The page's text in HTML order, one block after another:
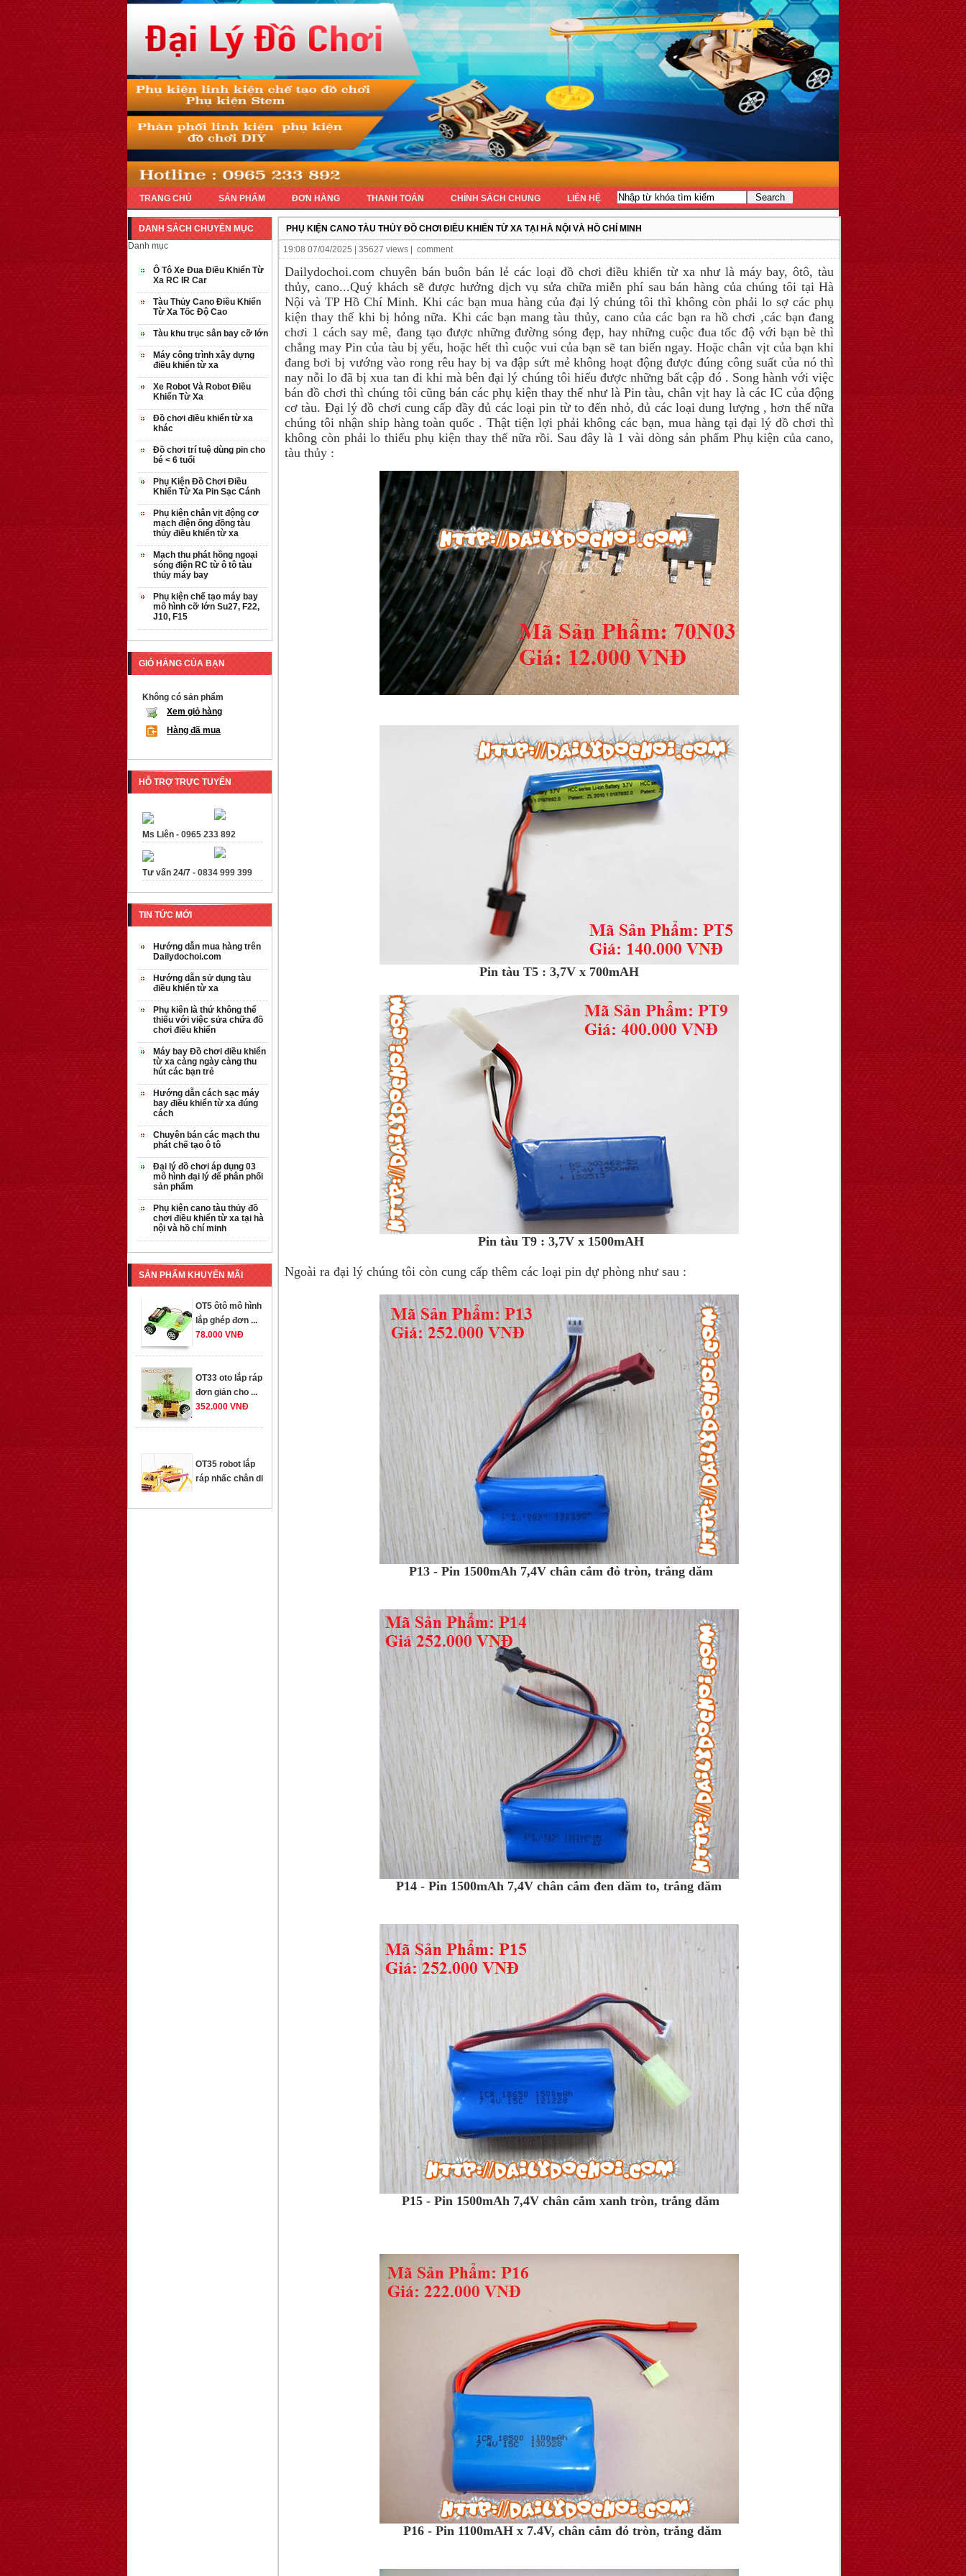
TRANG CHỦ SẢN PHẨM ĐƠN HÀNG THANH TOÁN CHÍNH SÁCH CHUNG LIÊN HỆ
PHỤ KIỆN CANO TÀU THỦY ĐỒ CHƠI ĐIỀU KHIỂN TỪ XA TẠI HÀ NỘI VÀ HỒ CHÍ MINH
19:08 07/04/2025 | 35627 views | comment
Dailydochoi.com chuyên bán buôn bán lẻ các loại đồ chơi điều khiển từ xa như là máy bay, ôtô, tàu
thủy, cano...Quý khách sẽ được hưởng dịch vụ sửa chữa miễn phí sau bán hàng của chúng tôi tại Hà
Nội và TP Hồ Chí Minh. Khi các bạn mua hàng của đại lý chúng tôi thì không còn phải lo sợ các phụ
kiện thay thế khi bị hỏng nữa. Khi các bạn mang tàu thủy, cano của các bạn ra hồ chơi ,các bạn đang
chơi 1 cách say mê, đang tạo được những đường sóng đẹp, hay những cuộc đua tốc độ với bạn bè thì
chẳng may Pin của tàu bị yếu, hoặc hết thì cuộc vui của bạn sẽ tan biến ngay. Hoặc chân vịt của bạn khi
đang bơi bị vướng vào rong rêu hay bị va đập sứt mẻ không hoạt động được đúng công suất của nó thì
nay nỗi lo đã bị xua tan đi khi mà bên đại lý chúng tôi hiểu được những bất cập đó . Song hành với việc
bán đồ chơi thì chúng tôi cũng bán các phụ kiện thay thế như là Pin tàu, chân vịt hay là các IC của động
cơ tàu. Đại lý đồ chơi cung cấp đầy đủ các loại pin từ to đến nhỏ, đủ các loại dung lượng , hơn thế nữa
chúng tôi nhận ship hàng toàn quốc . Thật tiện lợi phải không các bạn, mua hàng tại đại lý đồ chơi thì
không còn phải lo thiếu phụ kiện thay thế nữa rồi. Sau đây là 1 vài dòng sản phẩm Phụ kiện của cano,
tàu thủy :
Pin tàu T5 : 3,7V x 700mAH
Pin tàu T9 : 3,7V x 1500mAH
Ngoài ra đại lý chúng tôi còn cung cấp thêm các loại pin dự phòng như sau :
P13 - Pin 1500mAh 7,4V chân cắm đỏ tròn, trắng dăm
P14 - Pin 1500mAh 7,4V chân cắm đen dăm to, trắng dăm
P15 - Pin 1500mAh 7,4V chân cắm xanh tròn, trắng dăm
P16 - Pin 1100mAH x 7.4V, chân cắm đỏ tròn, trắng dăm
DANH SÁCH CHUYÊN MỤC
Danh mục
Ô Tô Xe Đua Điều Khiển Từ
Xa RC IR Car
Tàu Thủy Cano Điều Khiển
Từ Xa Tốc Độ Cao
Tàu khu trục sân bay cỡ lớn
Máy công trình xây dựng
điều khiển từ xa
Xe Robot Và Robot Điều
Khiển Từ Xa
Đồ chơi điều khiển từ xa
khác
Đồ chơi trí tuệ dùng pin cho
bé < 6 tuổi
Phụ Kiện Đồ Chơi Điều
Khiển Từ Xa Pin Sạc Cánh
Phụ kiện chân vịt động cơ
mạch điện ống đồng tàu
thủy điều khiển từ xa
Mạch thu phát hồng ngoại
sóng điện RC từ ô tô tàu
thủy máy bay
Phụ kiện chế tạo máy bay
mô hình cỡ lớn Su27, F22,
J10, F15
GIỎ HÀNG CỦA BẠN
Không có sản phẩm
Xem giỏ hàng
Hàng đã mua
HỖ TRỢ TRỰC TUYẾN
Ms Liên - 0965 233 892
Tư vấn 24/7 - 0834 999 399
TIN TỨC MỚI
Hướng dẫn mua hàng trên
Dailydochoi.com
Hướng dẫn sử dụng tàu
điều khiển từ xa
Phụ kiên là thứ không thể
thiếu với việc sửa chữa đồ
chơi điều khiển
Máy bay Đồ chơi điều khiển
từ xa càng ngày càng thu
hút các bạn trẻ
Hướng dẫn cách sạc máy
bay điều khiển từ xa đúng
cách
Chuyên bán các mạch thu
phát chế tạo ô tô
Đại lý đồ chơi áp dụng 03
mô hình đại lý để phân phối
sản phẩm
Phụ kiện cano tàu thủy đồ
chơi điều khiển từ xa tại hà
nội và hồ chí minh
SẢN PHẨM KHUYẾN MÃI
ráp nhấc chân di
...
259.000 VNĐ
đơn giản có ...
75.000 VNĐ
OT5 ôtô mô hình
lắp ghép đơn ...
OT33 oto lắp ráp
đơn giản cho ...
OT35 robot lắp
259.000 VNĐ